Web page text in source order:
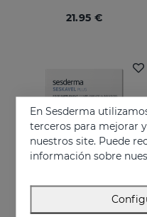
21.95 €
En Sesderma
terceros para mejorar
nuestros site. Puede
información sobre